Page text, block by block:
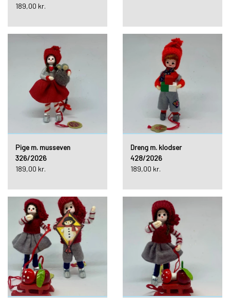
189,00 kr.
Pige m. musseven
326/2026
189,00 kr.
Dreng m. klodser
428/2026
189,00 kr.